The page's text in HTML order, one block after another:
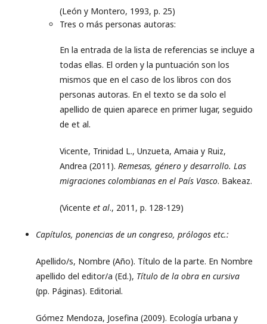
(León y Montero, 1993, p. 25)
Tres o más personas autoras:
En la entrada de la lista de referencias se incluye a
todas ellas. El orden y la puntuación son los
mismos que en el caso de los libros con dos
personas autoras. En el texto se da solo el
apellido de quien aparece en primer lugar, seguido
de et al.
Vicente, Trinidad L., Unzueta, Amaia y Ruiz,
Andrea (2011). Remesas, género y desarrollo. Las
migraciones colombianas en el País Vasco. Bakeaz.
(Vicente et al., 2011, p. 128-129)
Capítulos, ponencias de un congreso, prólogos etc.:
Apellido/s, Nombre (Año). Título de la parte. En Nombre
apellido del editor/a (Ed.), Título de la obra en cursiva
(pp. Páginas). Editorial.
Gómez Mendoza, Josefina (2009). Ecología urbana y